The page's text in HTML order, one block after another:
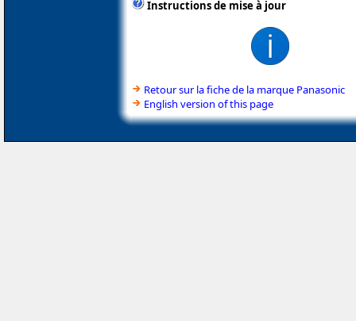
Instructions de mise à jour
Retour sur la fiche de la marque Panasonic
English version of this page